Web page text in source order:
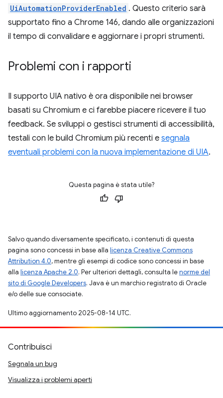
UiAutomationProviderEnabled . Questo criterio sarà
supportato fino a Chrome 146, dando alle organizzazioni
il tempo di convalidare e aggiornare i propri strumenti.
Problemi con i rapporti
Il supporto UIA nativo è ora disponibile nei browser
basati su Chromium e ci farebbe piacere ricevere il tuo
feedback. Se sviluppi o gestisci strumenti di accessibilità,
testali con le build Chromium più recenti e segnala
eventuali problemi con la nuova implementazione di UIA.
Questa pagina è stata utile?
Salvo quando diversamente specificato, i contenuti di questa
pagina sono concessi in base alla licenza Creative Commons
Attribution 4.0, mentre gli esempi di codice sono concessi in base
alla licenza Apache 2.0. Per ulteriori dettagli, consulta lenorme del
sito di Google Developers. Java è un marchio registrato di Oracle
e/o delle sue consociate.
Ultimo aggiornamento 2025-08-14 UTC.
Contribuisci
Segnala un bug
Visualizza i problemi aperti